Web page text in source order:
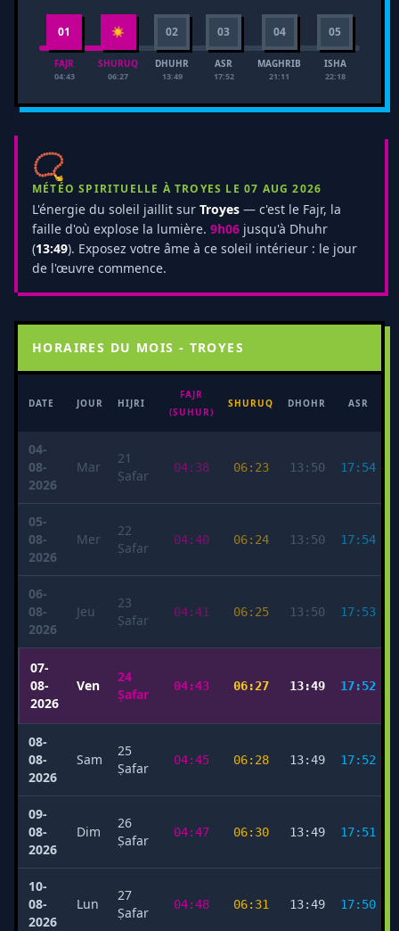
01
FAJR
04:43
☀
SHURUQ
06:27
02
DHUHR
13:49
03
ASR
17:52
04
MAGHRIB
21:11
05
ISHA
22:18
📿
MÉTÉO SPIRITUELLE À TROYES LE 07 AUG 2026
L'énergie du soleil jaillit sur Troyes — c'est le Fajr, la
faille d'où explose la lumière. 9h06 jusqu'à Dhuhr
(13:49). Exposez votre âme à ce soleil intérieur : le jour
de l'œuvre commence.
HORAIRES DU MOIS - TROYES
DATE JOUR HIJRI
FAJR
(SUHUR)
SHURUQ DHOHR ASR
04-
08-
2026
Mar
21
Ṣafar
04:38 06:23 13:50 17:54
05-
08-
2026
Mer
22
Ṣafar
04:40 06:24 13:50 17:54
06-
08-
2026
Jeu
23
Ṣafar
04:41 06:25 13:50 17:53
07-
08-
2026
Ven
24
Ṣafar
04:43 06:27 13:49 17:52
08-
08-
2026
Sam
25
Ṣafar
04:45 06:28 13:49 17:52
09-
08-
2026
Dim
26
Ṣafar
04:47 06:30 13:49 17:51
10-
08-
2026
Lun
27
Ṣafar
04:48 06:31 13:49 17:50